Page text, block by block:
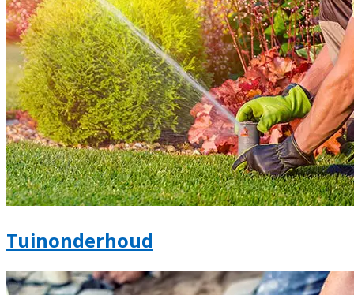
Tuinonderhoud